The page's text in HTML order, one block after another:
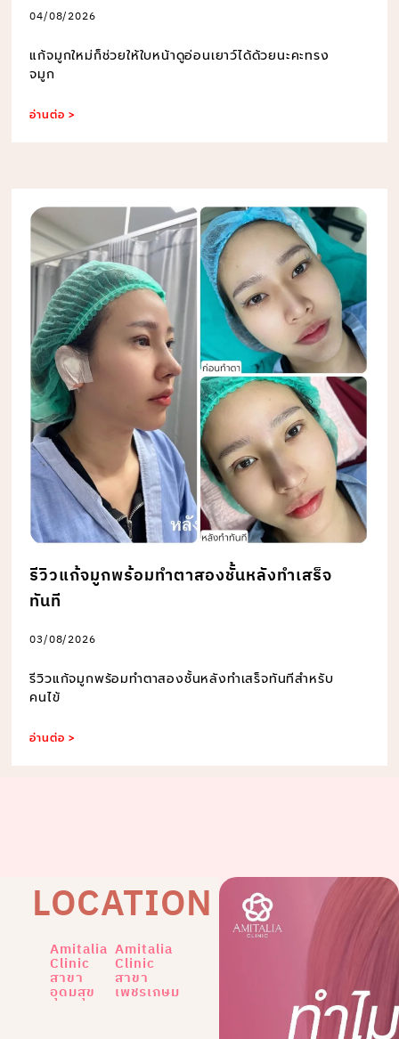
04/08/2026
แก้จมูกใหม่ก็ช่วยให้ใบหน้าดูอ่อนเยาว์ได้ด้วยนะคะทรง
จมูก
อ่านต่อ >
รีวิวแก้จมูกพร้อมทำตาสองชั้นหลังทำเสร็จ
ทันที
03/08/2026
รีวิวแก้จมูกพร้อมทำตาสองชั้นหลังทำเสร็จทันทีสำหรับ
คนไข้
อ่านต่อ >
LOCATION
Amitalia
Clinic
สาขา
อุดมสุข
Amitalia
Clinic
สาขา
เพชรเกษม